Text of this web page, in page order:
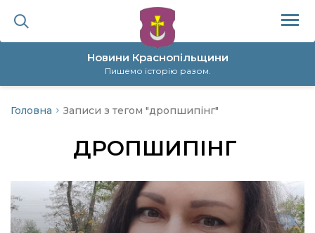
Новини Краснопільщини
Пишемо історію разом.
політика
Головна Записи з тегом "дропшипінг"
ДРОПШИПІНГ